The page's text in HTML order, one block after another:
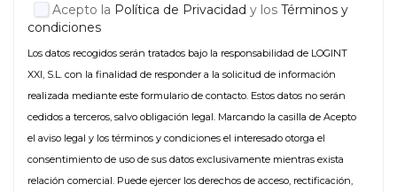
Acepto la Política de Privacidad y los Términos y
condiciones
Los datos recogidos serán tratados bajo la responsabilidad de LOGINT
XXI, S.L. con la finalidad de responder a la solicitud de información
realizada mediante este formulario de contacto. Estos datos no serán
cedidos a terceros, salvo obligación legal. Marcando la casilla de Acepto
el aviso legal y los términos y condiciones el interesado otorga el
consentimiento de uso de sus datos exclusivamente mientras exista
relación comercial. Puede ejercer los derechos de acceso, rectificación,